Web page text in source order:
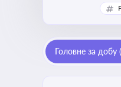
Головне за добу